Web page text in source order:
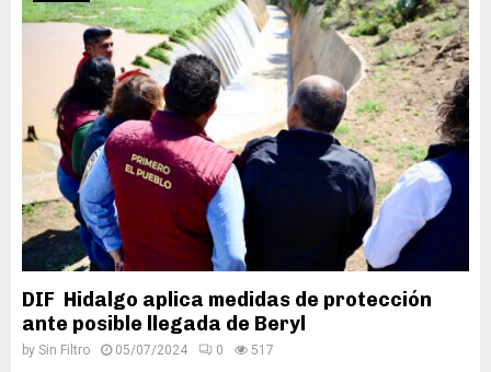
DIF Hidalgo aplica medidas de protección
ante posible llegada de Beryl
by Sin Filtro 05/07/2024 0 517